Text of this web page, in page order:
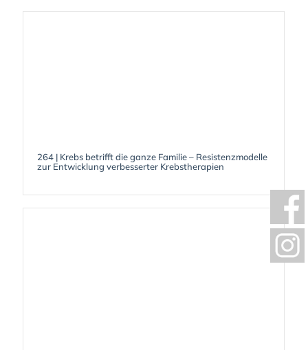
264 | Krebs betrifft die ganze Familie – Resistenzmodelle
zur Entwicklung verbesserter Krebstherapien